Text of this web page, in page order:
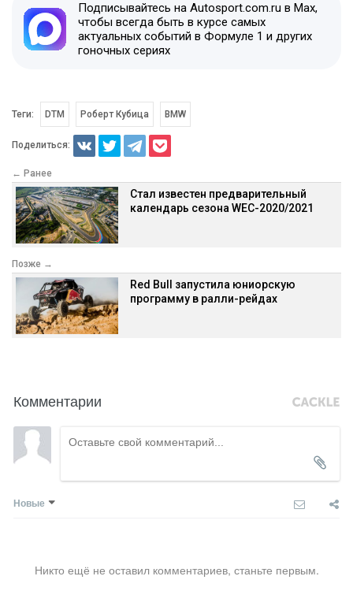
Подписывайтесь на Autosport.com.ru в Max,
чтобы всегда быть в курсе самых
актуальных событий в Формуле 1 и других
гоночных сериях
Теги: DTM Роберт Кубица BMW
Поделиться:
← Ранее
Стал известен предварительный
календарь сезона WEC-2020/2021
Позже →
Red Bull запустила юниорскую
программу в ралли-рейдах
Комментарии
Новые
Никто ещё не оставил комментариев, станьте первым.